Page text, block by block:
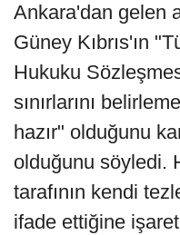
Ankara'dan gelen
Güney Kıbrıs'ın
Hukuku
sınırlarını
hazır" olduğunu
olduğunu söyledi.
tarafının kendi
ifade ettiğine